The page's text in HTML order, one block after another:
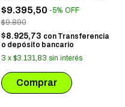
55 UNIDADES
$9.395,50 -5% OFF
$9.890
$8.925,73 con Transferencia
o depósito bancario
3 x $3.131,83 sin interés